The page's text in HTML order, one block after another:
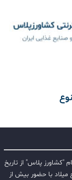
"کشاورز پلاس" از تاریخ
در برج میلاد با حضور بیش از